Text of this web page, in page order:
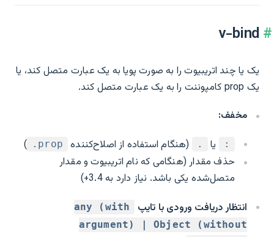
v-bind
یک یا چند اتریبیوت را به صورت پویا به یک عبارت متصل کند، یا
یک prop کامپوننت را به یک عبارت متصل کند.
مخفف:
: یا . (هنگام استفاده از اصلاح‌کننده ‎.prop
)
حذف مقدار (هنگامی که نام اتریبیوت و مقدار
متصل‌شده یکی باشد. نیاز دارد به 3.4+)
انتظار دریافت ورودی با تایپ
any (with
argument) | Object (without